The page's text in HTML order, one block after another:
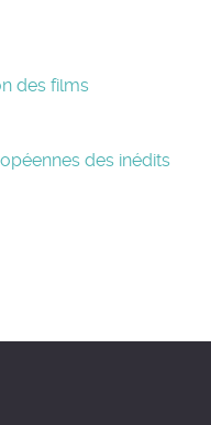
des films
des inédits